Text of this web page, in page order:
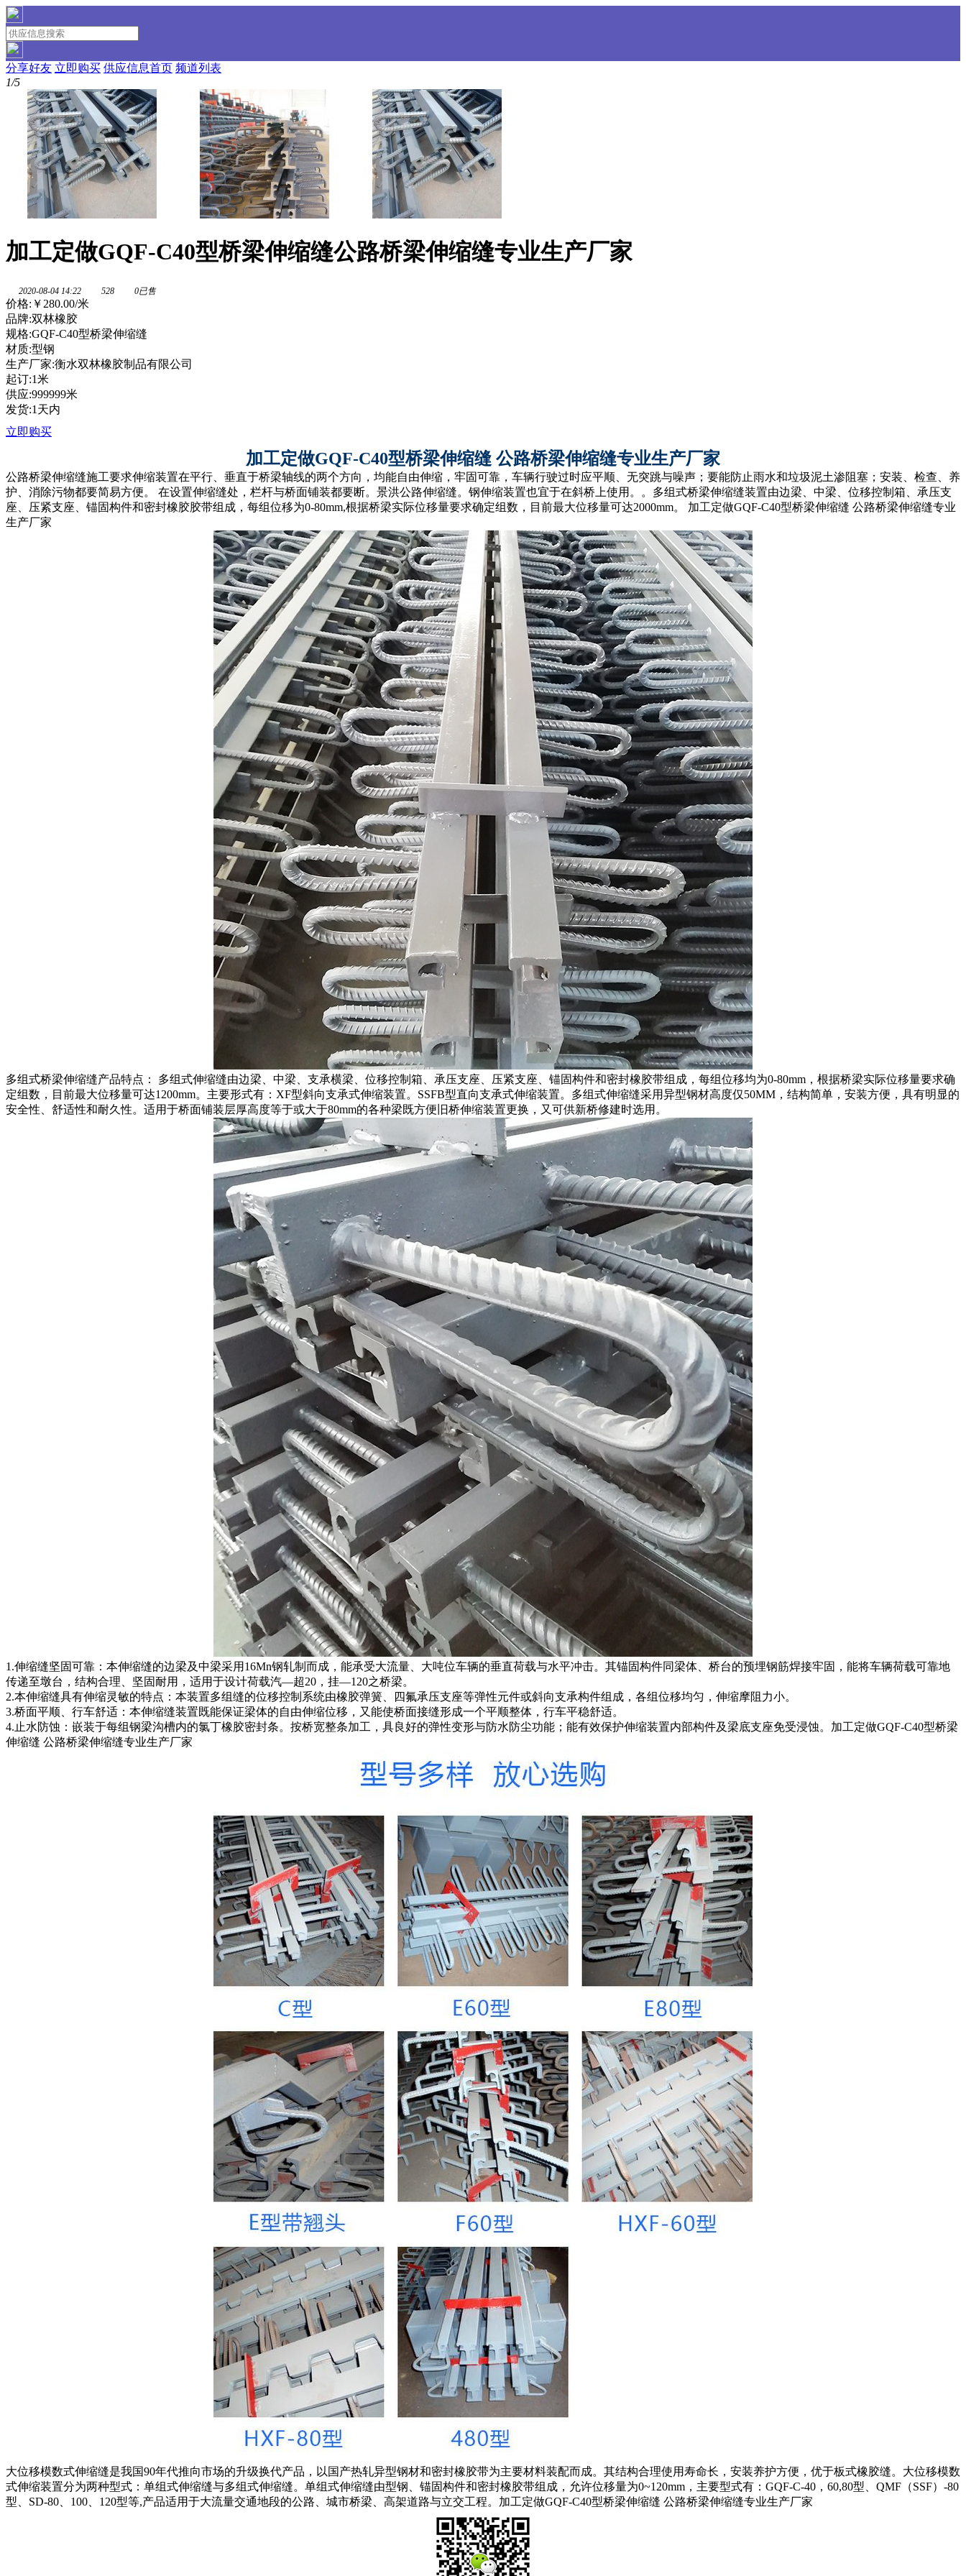
分享好友 立即购买 供应信息首页 频道列表
1/5
加工定做GQF-C40型桥梁伸缩缝公路桥梁伸缩缝专业生产厂家
2020-08-04 14:22 528 0已售
价格: ￥280.00/米
品牌:双林橡胶
规格:GQF-C40型桥梁伸缩缝
材质:型钢
生产厂家:衡水双林橡胶制品有限公司
起订:1米
供应:999999米
发货:1天内
立即购买
加工定做GQF-C40型桥梁伸缩缝 公路桥梁伸缩缝专业生产厂家
公路桥梁伸缩缝施工要求伸缩装置在平行、垂直于桥梁轴线的两个方向，均能自由伸缩，牢固可靠，车辆行驶过时应平顺、无突跳与噪声；要能防止雨水和垃圾泥土渗阻塞；安装、检查、养
护、消除污物都要简易方便。 在设置伸缩缝处，栏杆与桥面铺装都要断。景洪公路伸缩缝。钢伸缩装置也宜于在斜桥上使用。。多组式桥梁伸缩缝装置由边梁、中梁、位移控制箱、承压支
座、压紧支座、锚固构件和密封橡胶胶带组成，每组位移为0-80mm,根据桥梁实际位移量要求确定组数，目前最大位移量可达2000mm。 加工定做GQF-C40型桥梁伸缩缝 公路桥梁伸缩缝专业
生产厂家
多组式桥梁伸缩缝产品特点： 多组式伸缩缝由边梁、中梁、支承横梁、位移控制箱、承压支座、压紧支座、锚固构件和密封橡胶带组成，每组位移均为0-80mm，根据桥梁实际位移量要求确
定组数，目前最大位移量可达1200mm。主要形式有：XF型斜向支承式伸缩装置。SSFB型直向支承式伸缩装置。多组式伸缩缝采用异型钢材高度仅50MM，结构简单，安装方便，具有明显的
安全性、舒适性和耐久性。适用于桥面铺装层厚高度等于或大于80mm的各种梁既方便旧桥伸缩装置更换，又可供新桥修建时选用。
1.伸缩缝坚固可靠：本伸缩缝的边梁及中梁采用16Mn钢轧制而成，能承受大流量、大吨位车辆的垂直荷载与水平冲击。其锚固构件同梁体、桥台的预埋钢筋焊接牢固，能将车辆荷载可靠地
传递至墩台，结构合理、坚固耐用，适用于设计荷载汽—超20，挂—120之桥梁。
2.本伸缩缝具有伸缩灵敏的特点：本装置多组缝的位移控制系统由橡胶弹簧、四氟承压支座等弹性元件或斜向支承构件组成，各组位移均匀，伸缩摩阻力小。
3.桥面平顺、行车舒适：本伸缩缝装置既能保证梁体的自由伸缩位移，又能使桥面接缝形成一个平顺整体，行车平稳舒适。
4.止水防蚀：嵌装于每组钢梁沟槽内的氯丁橡胶密封条。按桥宽整条加工，具良好的弹性变形与防水防尘功能；能有效保护伸缩装置内部构件及梁底支座免受浸蚀。加工定做GQF-C40型桥梁
伸缩缝 公路桥梁伸缩缝专业生产厂家
大位移模数式伸缩缝是我国90年代推向市场的升级换代产品，以国产热轧异型钢材和密封橡胶带为主要材料装配而成。其结构合理使用寿命长，安装养护方便，优于板式橡胶缝。大位移模数
式伸缩装置分为两种型式：单组式伸缩缝与多组式伸缩缝。单组式伸缩缝由型钢、锚固构件和密封橡胶带组成，允许位移量为0~120mm，主要型式有：GQF-C-40，60,80型、QMF（SSF）-80
型、SD-80、100、120型等,产品适用于大流量交通地段的公路、城市桥梁、高架道路与立交工程。加工定做GQF-C40型桥梁伸缩缝 公路桥梁伸缩缝专业生产厂家